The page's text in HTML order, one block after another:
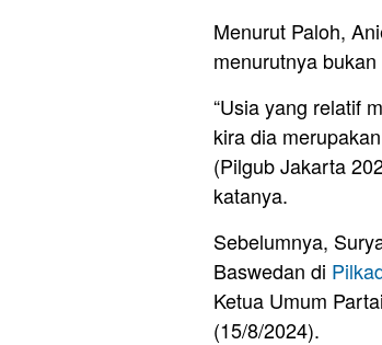
Menurut Paloh,
menurutnya
“Usia yang relatif
kira dia
(Pilgub Jakarta
katanya.
Sebelumnya,
Baswedan di
Ketua Umum
(15/8/2024).